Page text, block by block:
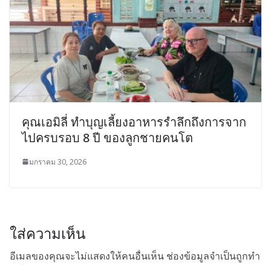
คุณเอมิลี่ ทำบุญเลี้ยงอาหารรำลึกถึงการจาก
ไปครบรอบ 8 ปี ของลูกชายคนโต
มกราคม 30, 2026
ใส่ความเห็น
อีเมลของคุณจะไม่แสดงให้คนอื่นเห็น ช่องข้อมูลจำเป็นถูกทำ